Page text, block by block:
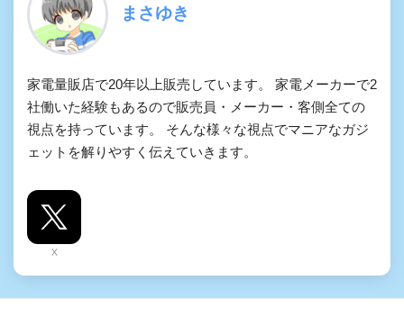
まさゆき
家電量販店で20年以上販売しています。 家電メーカーで2
社働いた経験もあるので販売員・メーカー・客側全ての
視点を持っています。 そんな様々な視点でマニアなガジ
ェットを解りやすく伝えていきます。
X